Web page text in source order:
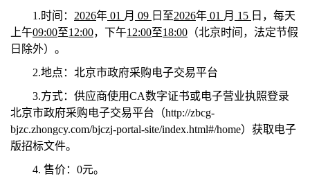
1.时间： 2026年 01 月 09 日至2026年 01 月 15 日，每天
上午09:00至12:00，下午12:00至18:00 （北京时间，法定节假
日除外）。
2.地点：北京市政府采购电子交易平台
3.方式：供应商使用CA数字证书或电子营业执照登录
北京市政府采购电子交易平台（http://zbcg-
bjzc.zhongcy.com/bjczj-portal-site/index.html#/home）获取电子
版招标文件。
4. 售价：0元。